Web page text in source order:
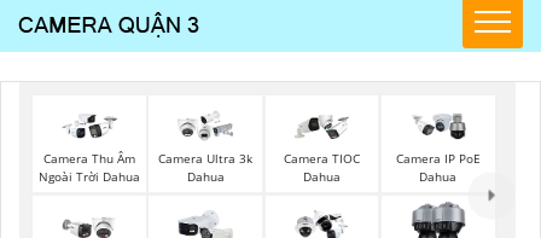
Camera Thu Âm
Ngoài Trời Dahua
Camera Ultra 3k
Dahua
Camera TIOC
Dahua
Camera IP PoE
Dahua